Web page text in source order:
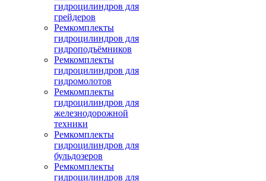
гидроцилиндров для
грейдеров
Ремкомплекты
гидроцилиндров для
гидроподъёмников
Ремкомплекты
гидроцилиндров для
гидромолотов
Ремкомплекты
гидроцилиндров для
железнодорожной
техники
Ремкомплекты
гидроцилиндров для
бульдозеров
Ремкомплекты
гидроцилиндров для